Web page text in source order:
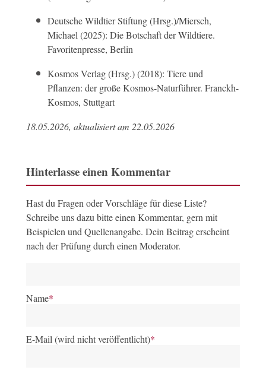
Deutsche Wildtier Stiftung (Hrsg.)/Miersch,
Michael (2025): Die Botschaft der Wildtiere.
Favoritenpresse, Berlin
Kosmos Verlag (Hrsg.) (2018): Tiere und
Pflanzen: der große Kosmos-Naturführer. Franckh-
Kosmos, Stuttgart
18.05.2026, aktualisiert am 22.05.2026
Hinterlasse einen Kommentar
Hast du Fragen oder Vorschläge für diese Liste?
Schreibe uns dazu bitte einen Kommentar, gern mit
Beispielen und Quellenangabe. Dein Beitrag erscheint
nach der Prüfung durch einen Moderator.
Name*
E-Mail (wird nicht veröffentlicht)*